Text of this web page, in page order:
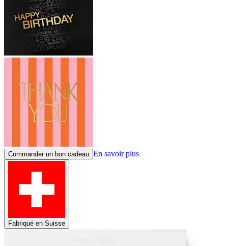
Commander un bon cadeau En savoir plus
Fabriqué en Suisse